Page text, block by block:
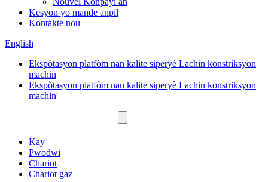
Kesyon yo mande anpil
Kontakte nou
English
Ekspòtasyon platfòm nan kalite siperyè Lachin konstriksyon
machin
Ekspòtasyon platfòm nan kalite siperyè Lachin konstriksyon
machin
Kay
Pwodwi
Chariot
Chariot gaz